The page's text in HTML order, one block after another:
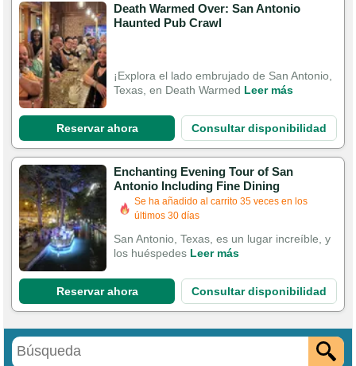
Death Warmed Over: San Antonio
Haunted Pub Crawl
¡Explora el lado embrujado de San Antonio,
Texas, en Death Warmed Leer más
Reservar ahora Consultar disponibilidad
Enchanting Evening Tour of San
Antonio Including Fine Dining
Se ha añadido al carrito 35 veces en los
últimos 30 días
San Antonio, Texas, es un lugar increíble, y
los huéspedes Leer más
Reservar ahora Consultar disponibilidad